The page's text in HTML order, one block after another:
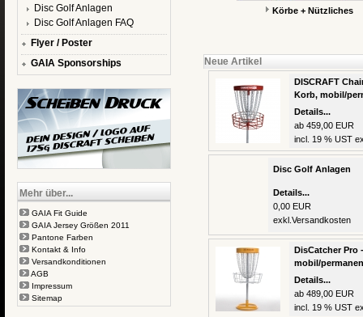
Disc Golf Anlagen
Disc Golf Anlagen FAQ
Flyer / Poster
GAIA Sponsorships
Mehr über...
GAIA Fit Guide
GAIA Jersey Größen 2011
Pantone Farben
Kontakt & Info
Versandkonditionen
AGB
Impressum
Sitemap
Körbe + Nützliches
Neue Artikel
DISCRAFT
Korb, mobil/
Details...
ab 459,00 EUR
incl. 19 % UST
Disc Golf Anlagen
Details...
0,00 EUR
exkl. Versandkosten
DisCatcher Pro
mobil/
Details...
ab 489,00 EUR
incl. 19 % UST